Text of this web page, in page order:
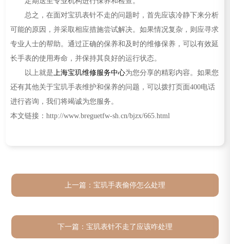
总之，在面对宝玑表针不走的问题时，首先应该冷静下来分析
可能的原因，并采取相应措施尝试解决。如果情况复杂，则应寻求
专业人士的帮助。通过正确的保养和及时的维修保养，可以有效延
长手表的使用寿命，并保持其良好的运行状态。
以上就是 上海宝玑维修服务中心为您分享的精彩内容。如果您
还有其他关于宝玑手表维护和保养的问题，可以拨打页面400电话
进行咨询，我们将竭诚为您服务。
本文链接：http://www.breguetfw-sh.cn/bjzx/665.html
上一篇： 宝玑手表偷停怎么处理
下一篇： 宝玑表针不走了应该咋处理